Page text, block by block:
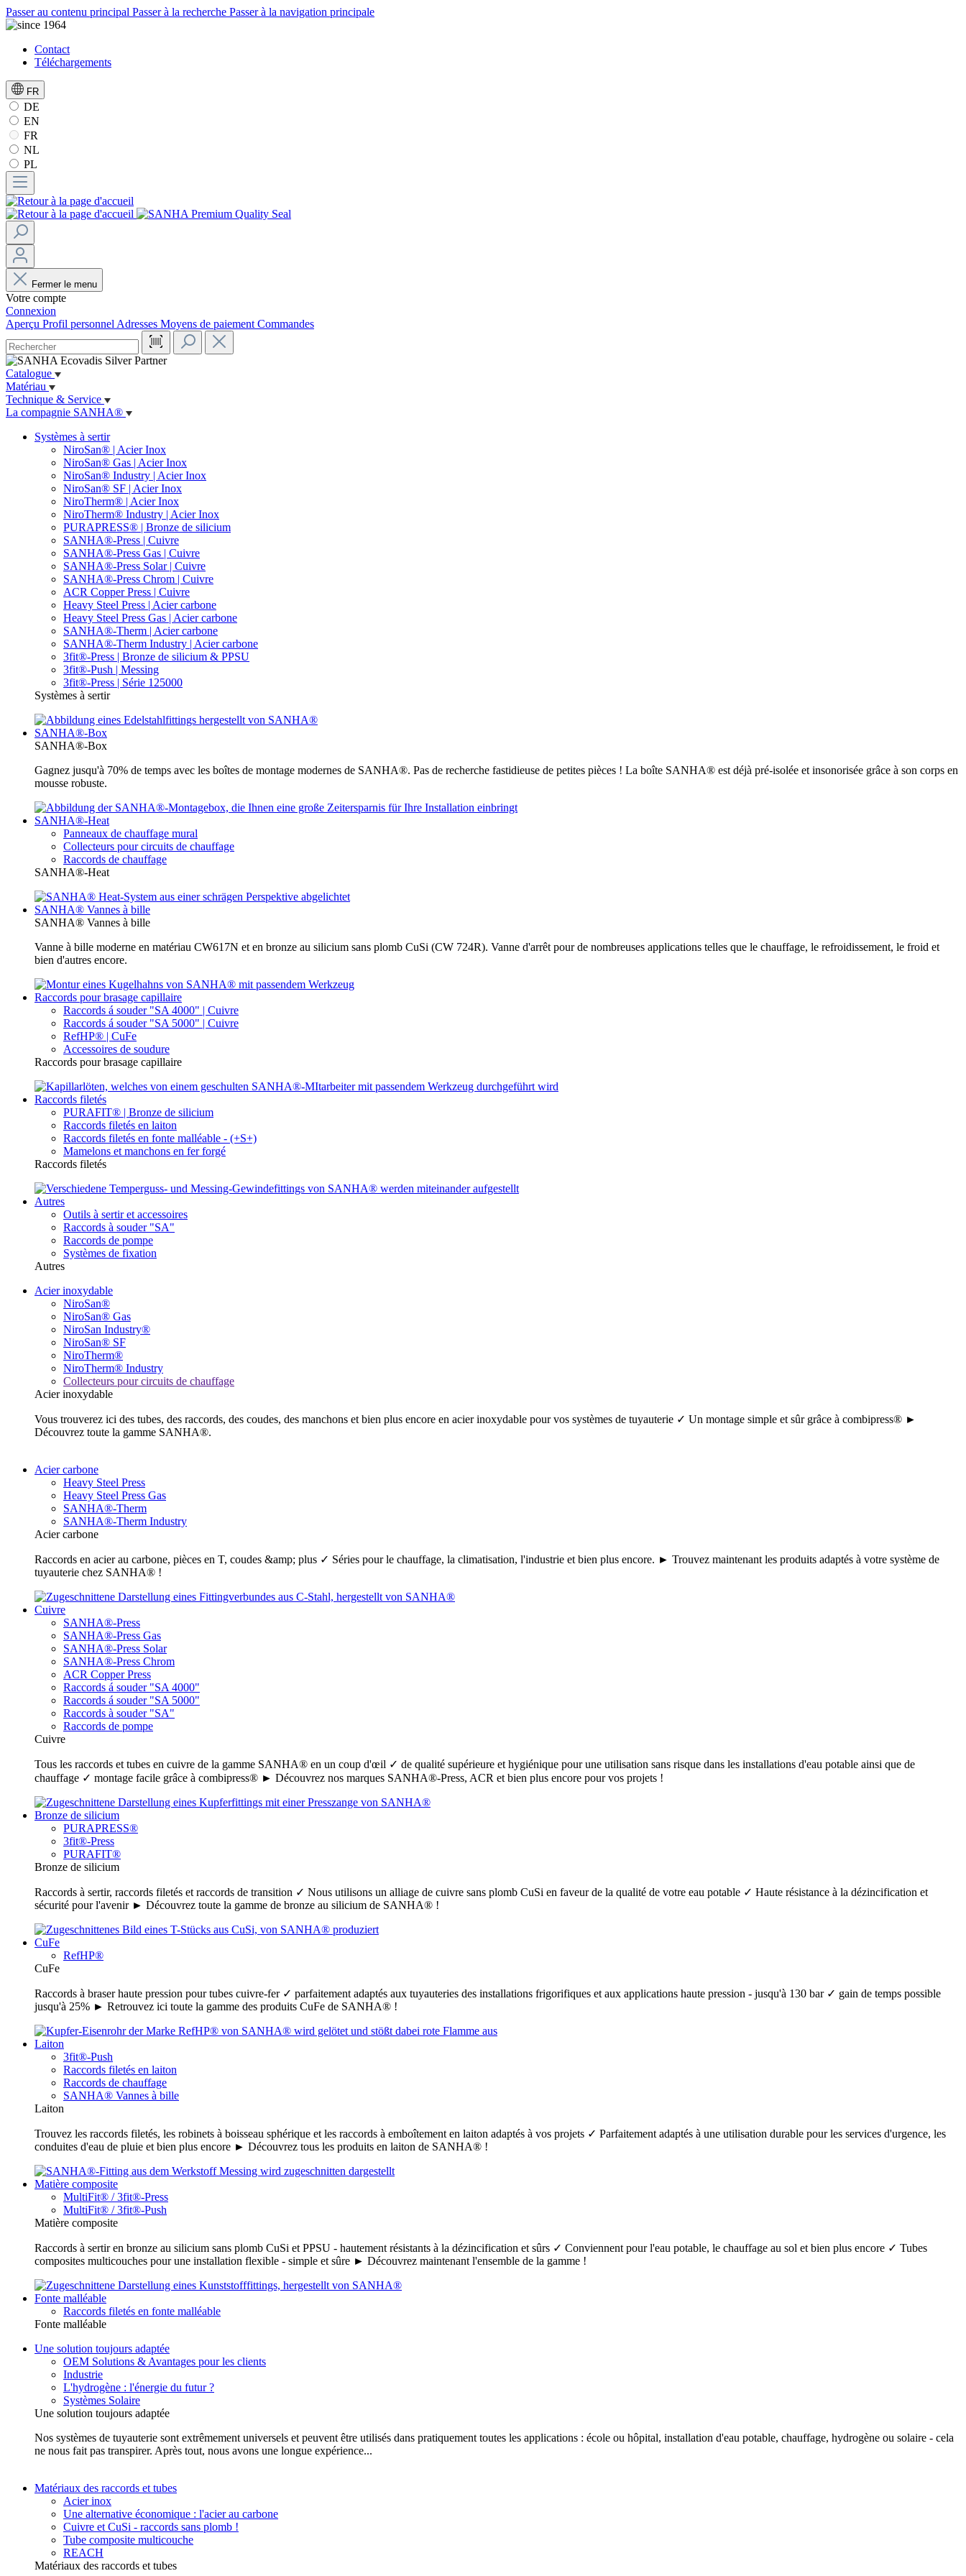
Passer au contenu principal Passer à la recherche Passer à la navigation principale
Contact
Téléchargements
FR
DE
EN
FR
NL
PL
Fermer le menu
Votre compte
Connexion
Aperçu Profil personnel Adresses Moyens de paiement Commandes
Catalogue
Matériau
Technique & Service
La compagnie SANHA®
Systèmes à sertir
NiroSan® | Acier Inox
NiroSan® Gas | Acier Inox
NiroSan® Industry | Acier Inox
NiroSan® SF | Acier Inox
NiroTherm® | Acier Inox
NiroTherm® Industry | Acier Inox
PURAPRESS® | Bronze de silicium
SANHA®-Press | Cuivre
SANHA®-Press Gas | Cuivre
SANHA®-Press Solar | Cuivre
SANHA®-Press Chrom | Cuivre
ACR Copper Press | Cuivre
Heavy Steel Press | Acier carbone
Heavy Steel Press Gas | Acier carbone
SANHA®-Therm | Acier carbone
SANHA®-Therm Industry | Acier carbone
3fit®-Press | Bronze de silicium & PPSU
3fit®-Push | Messing
3fit®-Press | Série 125000
Systèmes à sertir
SANHA®-Box
SANHA®-Box
Gagnez jusqu'à 70% de temps avec les boîtes de montage modernes de SANHA®. Pas de recherche fastidieuse de petites pièces ! La boîte SANHA® est déjà pré-isolée et insonorisée grâce à son corps en
mousse robuste.
SANHA®-Heat
Panneaux de chauffage mural
Collecteurs pour circuits de chauffage
Raccords de chauffage
SANHA®-Heat
SANHA® Vannes à bille
SANHA® Vannes à bille
Vanne à bille moderne en matériau CW617N et en bronze au silicium sans plomb CuSi (CW 724R). Vanne d'arrêt pour de nombreuses applications telles que le chauffage, le refroidissement, le froid et
bien d'autres encore.
Raccords pour brasage capillaire
Raccords á souder "SA 4000" | Cuivre
Raccords á souder "SA 5000" | Cuivre
RefHP® | CuFe
Accessoires de soudure
Raccords pour brasage capillaire
Raccords filetés
PURAFIT® | Bronze de silicium
Raccords filetés en laiton
Raccords filetés en fonte malléable - (+S+)
Mamelons et manchons en fer forgé
Raccords filetés
Autres
Outils à sertir et accessoires
Raccords à souder "SA"
Raccords de pompe
Systèmes de fixation
Autres
Acier inoxydable
NiroSan®
NiroSan® Gas
NiroSan Industry®
NiroSan® SF
NiroTherm®
NiroTherm® Industry
Collecteurs pour circuits de chauffage
Acier inoxydable
Vous trouverez ici des tubes, des raccords, des coudes, des manchons et bien plus encore en acier inoxydable pour vos systèmes de tuyauterie ✓ Un montage simple et sûr grâce à combipress® ►
Découvrez toute la gamme SANHA®.
Acier carbone
Heavy Steel Press
Heavy Steel Press Gas
SANHA®-Therm
SANHA®-Therm Industry
Acier carbone
Raccords en acier au carbone, pièces en T, coudes &amp; plus ✓ Séries pour le chauffage, la climatisation, l'industrie et bien plus encore. ► Trouvez maintenant les produits adaptés à votre système de
tuyauterie chez SANHA® !
Cuivre
SANHA®-Press
SANHA®-Press Gas
SANHA®-Press Solar
SANHA®-Press Chrom
ACR Copper Press
Raccords á souder "SA 4000"
Raccords á souder "SA 5000"
Raccords à souder "SA"
Raccords de pompe
Cuivre
Tous les raccords et tubes en cuivre de la gamme SANHA® en un coup d'œil ✓ de qualité supérieure et hygiénique pour une utilisation sans risque dans les installations d'eau potable ainsi que de
chauffage ✓ montage facile grâce à combipress® ► Découvrez nos marques SANHA®-Press, ACR et bien plus encore pour vos projets !
Bronze de silicium
PURAPRESS®
3fit®-Press
PURAFIT®
Bronze de silicium
Raccords à sertir, raccords filetés et raccords de transition ✓ Nous utilisons un alliage de cuivre sans plomb CuSi en faveur de la qualité de votre eau potable ✓ Haute résistance à la dézincification et
sécurité pour l'avenir ► Découvrez toute la gamme de bronze au silicium de SANHA® !
CuFe
RefHP®
CuFe
Raccords à braser haute pression pour tubes cuivre-fer ✓ parfaitement adaptés aux tuyauteries des installations frigorifiques et aux applications haute pression - jusqu'à 130 bar ✓ gain de temps possible
jusqu'à 25% ► Retrouvez ici toute la gamme des produits CuFe de SANHA® !
Laiton
3fit®-Push
Raccords filetés en laiton
Raccords de chauffage
SANHA® Vannes à bille
Laiton
Trouvez les raccords filetés, les robinets à boisseau sphérique et les raccords à emboîtement en laiton adaptés à vos projets ✓ Parfaitement adaptés à une utilisation durable pour les services d'urgence, les
conduites d'eau de pluie et bien plus encore ► Découvrez tous les produits en laiton de SANHA® !
Matière composite
MultiFit® / 3fit®-Press
MultiFit® / 3fit®-Push
Matière composite
Raccords à sertir en bronze au silicium sans plomb CuSi et PPSU - hautement résistants à la dézincification et sûrs ✓ Conviennent pour l'eau potable, le chauffage au sol et bien plus encore ✓ Tubes
composites multicouches pour une installation flexible - simple et sûre ► Découvrez maintenant l'ensemble de la gamme !
Fonte malléable
Raccords filetés en fonte malléable
Fonte malléable
Une solution toujours adaptée
OEM Solutions & Avantages pour les clients
Industrie
L'hydrogène : l'énergie du futur ?
Systèmes Solaire
Une solution toujours adaptée
Nos systèmes de tuyauterie sont extrêmement universels et peuvent être utilisés dans pratiquement toutes les applications : école ou hôpital, installation d'eau potable, chauffage, hydrogène ou solaire - cela
ne nous fait pas transpirer. Après tout, nous avons une longue expérience...
Matériaux des raccords et tubes
Acier inox
Une alternative économique : l'acier au carbone
Cuivre et CuSi - raccords sans plomb !
Tube composite multicouche
REACH
Matériaux des raccords et tubes